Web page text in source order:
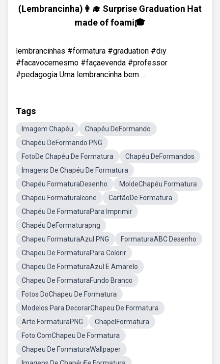
(Lembrancinha)👩‍🎓 Surprise Graduation Hat
made of foami🎓
lembrancinhas #formatura #graduation #diy
#facavocemesmo #façaevenda #professor
#pedagogia Uma lembrancinha bem ...
Tags
Imagem Chapéu
Chapéu DeFormando
Chapéu DeFormando PNG
FotoDe Chapéu De Formatura
Chapéu DeFormandos
Imagens De Chapéu De Formatura
Chapéu FormaturaDesenho
MoldeChapéu Formatura
Chapeu FormaturaIcone
CartãoDe Formatura
Chapéu De FormaturaPara Imprimir
Chapéu DeFormaturapng
Chapeu FormaturaAzul PNG
FormaturaABC Desenho
Chapeu De FormaturaPara Colorir
Chapeu De FormaturaAzul E Amarelo
Chapeu De FormaturaFundo Branco
Fotos DoChapeu De Formatura
Modelos Para DecorarChapeu De Formatura
Arte FormaturaPNG
ChapelFormatura
Foto ComChapeu De Formatura
Chapeu De FormaturaWallpaper